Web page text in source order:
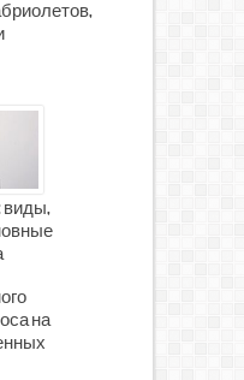
виды,
на